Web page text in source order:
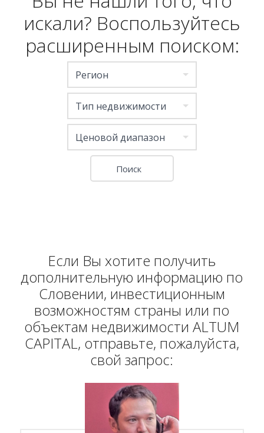
искали? Воспользуйтесь
расширенным поиском:
Регион
Тип недвижимости
Ценовой диапазон
Если Вы хотите получить
дополнительную информацию по
Словении, инвестиционным
возможностям страны или по
объектам недвижимости ALTUM
CAPITAL, отправьте, пожалуйста,
свой запрос: